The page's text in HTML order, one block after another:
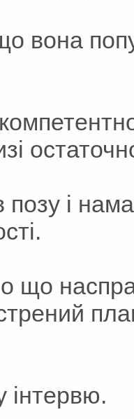
вона
позу і
що
інтервю.